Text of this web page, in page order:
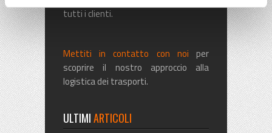
tutti i clienti.
Mettiti in contatto con noi per
scoprire il nostro approccio alla
logistica dei trasporti.
ULTIMIARTICOLI